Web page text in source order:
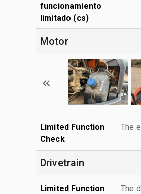
funcionamiento
limitado (cs)
Motor
Limited Function
Check
The
Drivetrain
Limited Function
The